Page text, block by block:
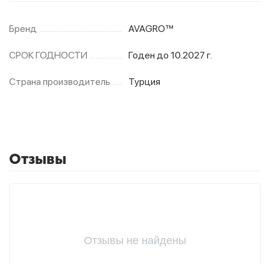
Бренд AVAGRO™
СРОК ГОДНОСТИ Годен до 10.2027 г.
Страна производитель Турция
Отзывы
Отзывы не найдены